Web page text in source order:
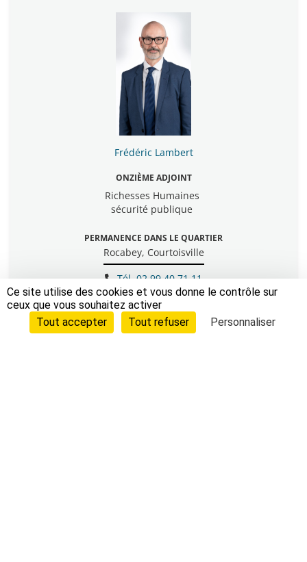
Frédéric Lambert
ONZIÈME ADJOINT
Richesses Humaines
sécurité publique
PERMANENCE DANS LE QUARTIER
Rocabey, Courtoisville
Tél. 02 99 40 71 11
Contacter par mail
Ce site utilise des cookies et vous donne le contrôle sur
ceux que vous souhaitez activer
Tout accepter
Tout refuser Personnaliser